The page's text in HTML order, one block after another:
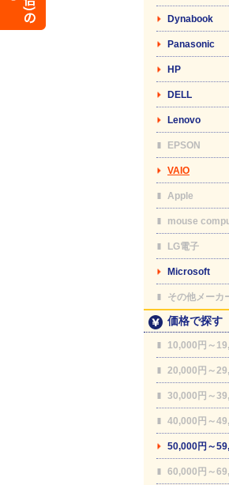
Dynabook
Panasonic
HP
DELL
Lenovo
EPSON
VAIO
Apple
mouse
LG電子
Microsoft
その他メーカ
価格で探す
10,000円～
20,000円～
30,000円～
40,000円～
50,000円～
60,000円～